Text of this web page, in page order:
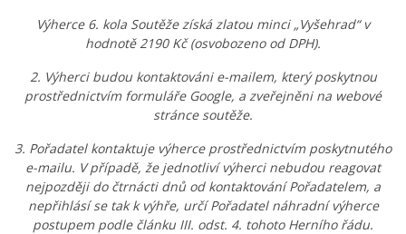
Výherce 6. kola Soutěže získá zlatou minci „Vyšehrad“ v
hodnotě 2190 Kč (osvobozeno od DPH).
2. Výherci budou kontaktováni e-mailem, který poskytnou
prostřednictvím formuláře Google, a zveřejněni na webové
stránce soutěže.
3. Pořadatel kontaktuje výherce prostřednictvím poskytnutého
e-mailu. V případě, že jednotliví výherci nebudou reagovat
nejpozději do čtrnácti dnů od kontaktování Pořadatelem, a
nepřihlásí se tak k výhře, určí Pořadatel náhradní výherce
postupem podle článku III. odst. 4. tohoto Herního řádu.